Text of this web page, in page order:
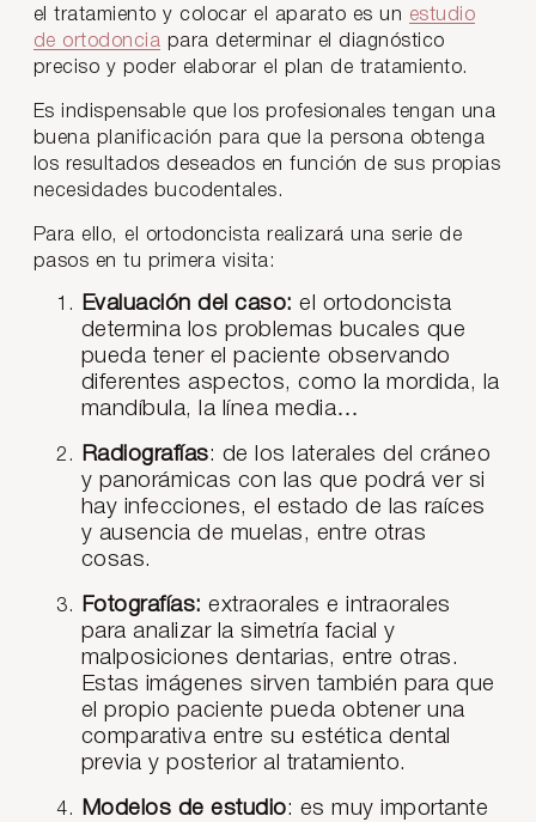
el tratamiento y colocar el aparato es un estudio
de ortodoncia para determinar el diagnóstico
preciso y poder elaborar el plan de tratamiento.
Es indispensable que los profesionales tengan una
buena planificación para que la persona obtenga
los resultados deseados en función de sus propias
necesidades bucodentales.
Para ello, el ortodoncista realizará una serie de
pasos en tu primera visita:
Evaluación del caso: el ortodoncista
determina los problemas bucales que
pueda tener el paciente observando
diferentes aspectos, como la mordida, la
mandíbula, la línea media…
Radiografías: de los laterales del cráneo
y panorámicas con las que podrá ver si
hay infecciones, el estado de las raíces
y ausencia de muelas, entre otras
cosas.
Fotografías: extraorales e intraorales
para analizar la simetría facial y
malposiciones dentarias, entre otras.
Estas imágenes sirven también para que
el propio paciente pueda obtener una
comparativa entre su estética dental
previa y posterior al tratamiento.
Modelos de estudio: es muy importante